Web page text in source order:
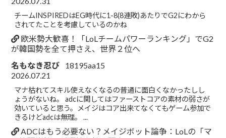
チームINSPIREDはEG時代に1-8(8連敗)あたりでG2にわから
されてたことを考慮しているのかね
欧米勢大歓喜！「LoLチームパワーランキング」でG2
が韓国勢を全て押さえ、世界２位へ
名もなき忍び
18195aa15
2026.07.21
マナ枯れてスキル使えなくなるの普通に面白くなかったしし
ょうがないね。 adcに関してはファーストコアの素材の弱さが
効いていると思う。メイジはコア出来てなくてもゲーム参加で
きるけどadcは無理。 ...
ADCはもう必要ない？メイジボット論争：LoLの「マ